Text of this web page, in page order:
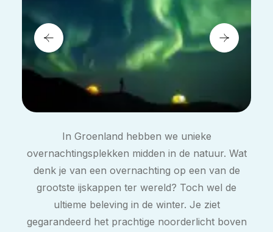
In Groenland hebben we unieke
overnachtingsplekken midden in de natuur. Wat
denk je van een overnachting op een van de
grootste ijskappen ter wereld? Toch wel de
ultieme beleving in de winter. Je ziet
gegarandeerd het prachtige noorderlicht boven